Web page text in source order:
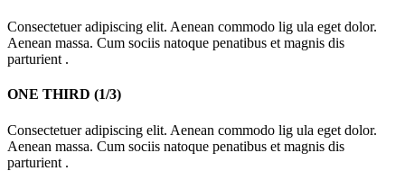
Consectetuer adipiscing elit. Aenean commodo lig ula eget dolor.
Aenean massa. Cum sociis natoque penatibus et magnis dis
parturient .
ONE THIRD (1/3)
Consectetuer adipiscing elit. Aenean commodo lig ula eget dolor.
Aenean massa. Cum sociis natoque penatibus et magnis dis
parturient .